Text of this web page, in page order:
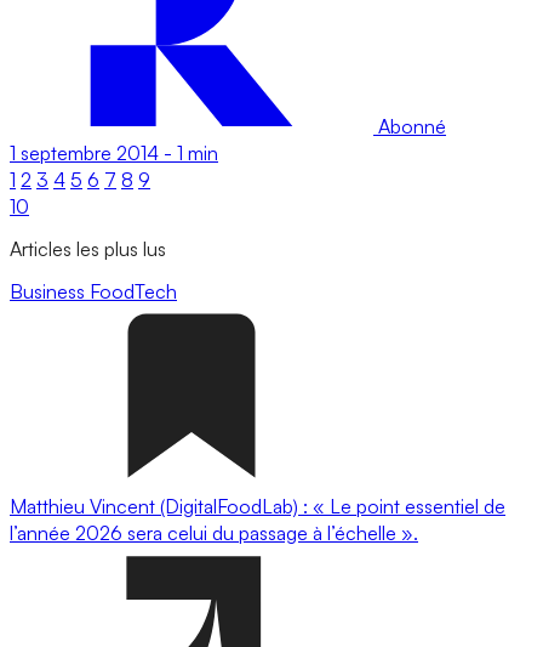
Abonné
1 septembre 2014 - 1 min
1 2 3 4 5 6 7 8 9
10
Articles les plus lus
Business FoodTech
Matthieu Vincent (DigitalFoodLab) : « Le point essentiel de
l’année 2026 sera celui du passage à l’échelle ».